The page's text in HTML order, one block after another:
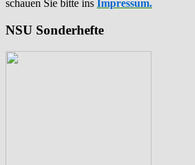
schauen Sie bitte ins Impressum.
NSU Sonderhefte